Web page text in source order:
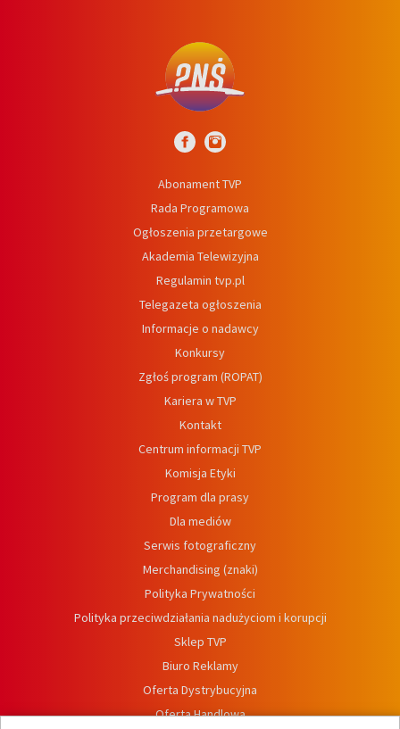
Abonament TVP
Rada Programowa
Ogłoszenia przetargowe
Akademia Telewizyjna
Regulamin tvp.pl
Telegazeta ogłoszenia
Informacje o nadawcy
Konkursy
Zgłoś program (ROPAT)
Kariera w TVP
Kontakt
Centrum informacji TVP
Komisja Etyki
Program dla prasy
Dla mediów
Serwis fotograficzny
Merchandising (znaki)
Polityka Prywatności
Polityka przeciwdziałania nadużyciom i korupcji
Sklep TVP
Biuro Reklamy
Oferta Dystrybucyjna
Oferta Handlowa